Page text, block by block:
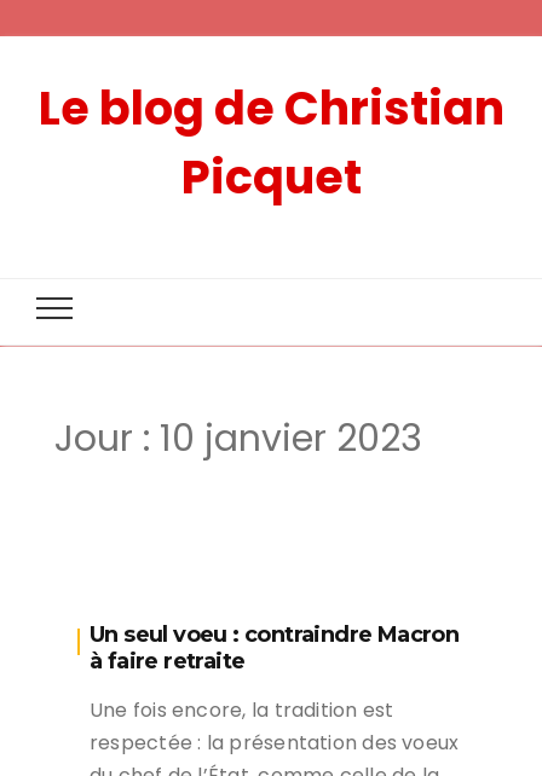
Le blog de Christian
Picquet
Jour : 10 janvier 2023
Un seul voeu : contraindre Macron
à faire retraite
Une fois encore, la tradition est
respectée : la présentation des voeux